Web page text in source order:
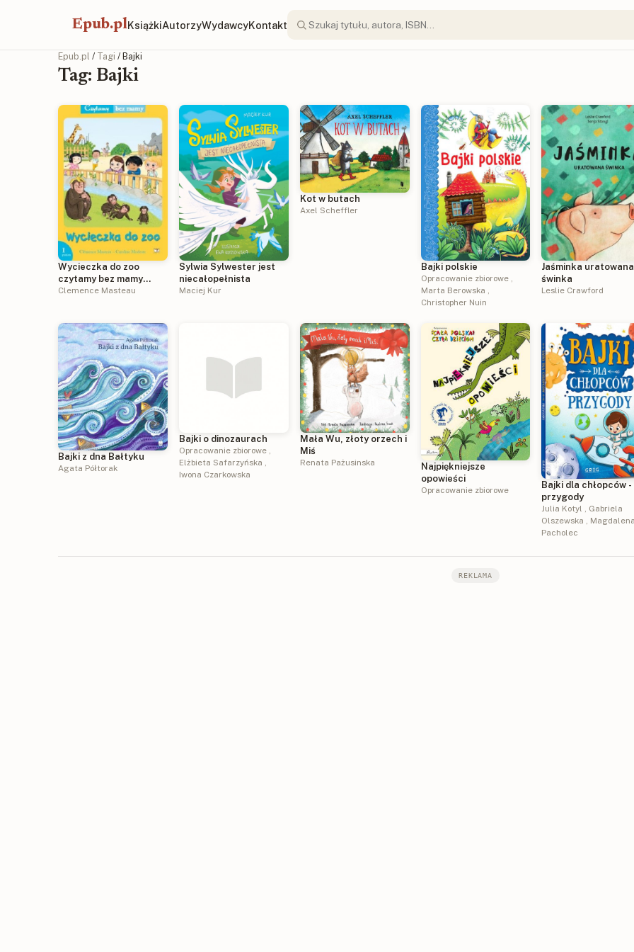
Epub.plKsiążkiAutorzyWydawcyKontakt
Epub.pl / Tagi / Bajki
Tag: Bajki
Wycieczka do zoo
czytamy bez mamy
poziom 1
Clemence Masteau
Sylwia Sylwester jest
niecałopełnista
Maciej Kur
Kot w butach
Axel Scheffler
Bajki polskie
Opracowanie zbiorowe,
Marta Berowska ,
Christopher Nuin
Jaśminka uratowana
świnka
Leslie Crawford
Bajki z dna Bałtyku
Agata Półtorak
Bajki o dinozaurach
Opracowanie zbiorowe,
Elżbieta Safarzyńska ,
Iwona Czarkowska
Mała Wu, złoty orzech i
Miś
Renata Pażusinska
Najpiękniejsze
opowieści
Opracowanie zbiorowe
Bajki dla chłopców -
przygody
Julia Kotyl , Gabriela
Olszewska ,
Pacholec
REKLAMA